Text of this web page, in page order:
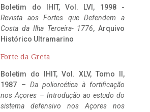
Boletim do IHIT, Vol. LVI, 1998 -
Revista aos Fortes que Defendem a
Costa da Ilha Terceira- 1776, Arquivo
Histórico Ultramarino
Forte da Greta
Boletim do IHIT, Vol. XLV, Tomo II,
1987 – Da poliorcética à fortificação
nos Açores – Introdução ao estudo do
sistema defensivo nos Açores nos